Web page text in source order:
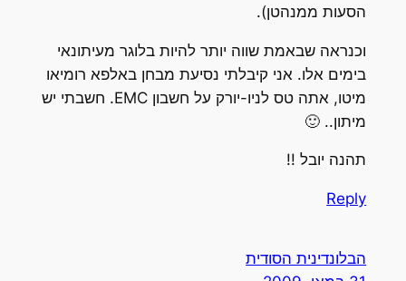
הסעות ממנהטן).
וכנראה שבאמת שווה יותר להיות בלוגר מעיתונאי
בימים אלו. אני קיבלתי נסיעת מבחן באלפא רומיאו
מיטו, אתה טס לניו-יורק על חשבון EMC. חשבתי יש
מיתון.. 🙂
תהנה יובל !!
Reply
הבלונדינית הסודית